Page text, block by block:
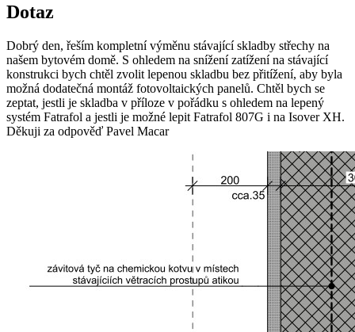
Dotaz
Dobrý den, řeším kompletní výměnu stávající skladby střechy na
našem bytovém domě. S ohledem na snížení zatížení na stávající
konstrukci bych chtěl zvolit lepenou skladbu bez přitížení, aby byla
možná dodatečná montáž fotovoltaických panelů. Chtěl bych se
zeptat, jestli je skladba v příloze v pořádku s ohledem na lepený
systém Fatrafol a jestli je možné lepit Fatrafol 807G i na Isover XH.
Děkuji za odpověď Pavel Macar